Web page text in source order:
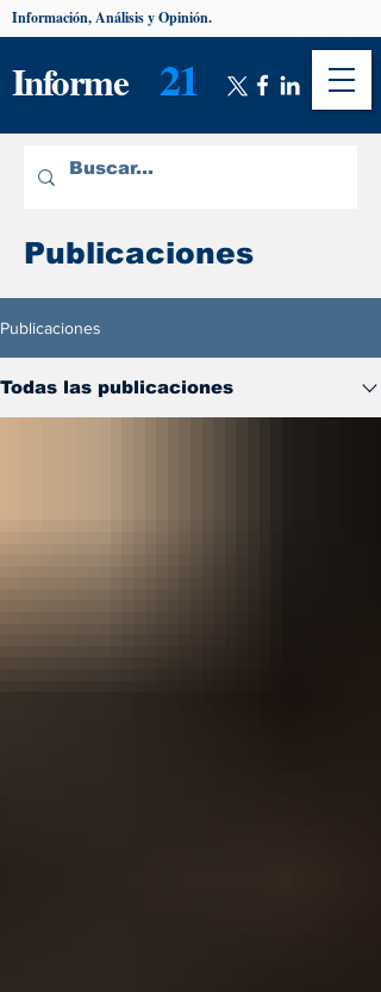
Informe 21
Información, Análisis y Opinión.
Publicaciones
Publicaciones
Todas las publicaciones